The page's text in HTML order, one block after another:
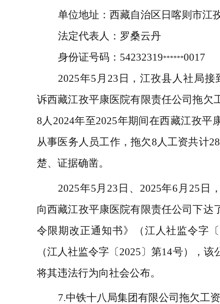
单位地址： 西藏自治区日喀则市江
法定代表人： 罗桑云丹
身份证号码： 54232319******0017
2025年5 月 23 日，江孜县人社局接
诉西藏江孜平康医院有限责任公司拖欠
8 人 2024年至2025年期间在西藏江孜平
从事医务人员工作，拖欠8 人工资共计
楚、证据确凿。
2025年5 月 23 日、 2025年6 月 25 日
向西藏江孜平康医院有限责任公司下达
令限期改正通知书》（江人社监令字〔
（江人社监令字〔2025〕第14号），该
将其违法行为向社会公布。
7.中铁十八局集团有限公司拖欠工